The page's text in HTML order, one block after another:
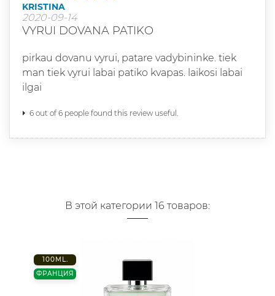
KRISTINA
2020-09-14
VYRUI DOVANA PATIKO
pirkau dovanu vyrui, patare vadybininke. tiek
man tiek vyrui labai patiko kvapas. laikosi labai
ilgai
6 out of 6 people found this review useful.
В этой категории 16 товаров:
100ML.
ФРАНЦИЯ